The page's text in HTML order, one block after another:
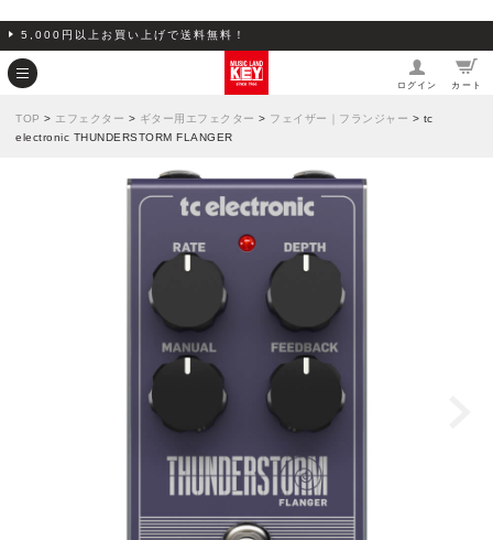
5,000円以上お買い上げで送料無料！
ログイン カート
TOP > エフェクター > ギター用エフェクター > フェイザー｜フランジャー > tc
electronic THUNDERSTORM FLANGER